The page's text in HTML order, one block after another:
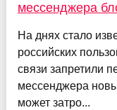
мессенджера
На днях стало
российских
связи запретили
мессенджера
может затро...